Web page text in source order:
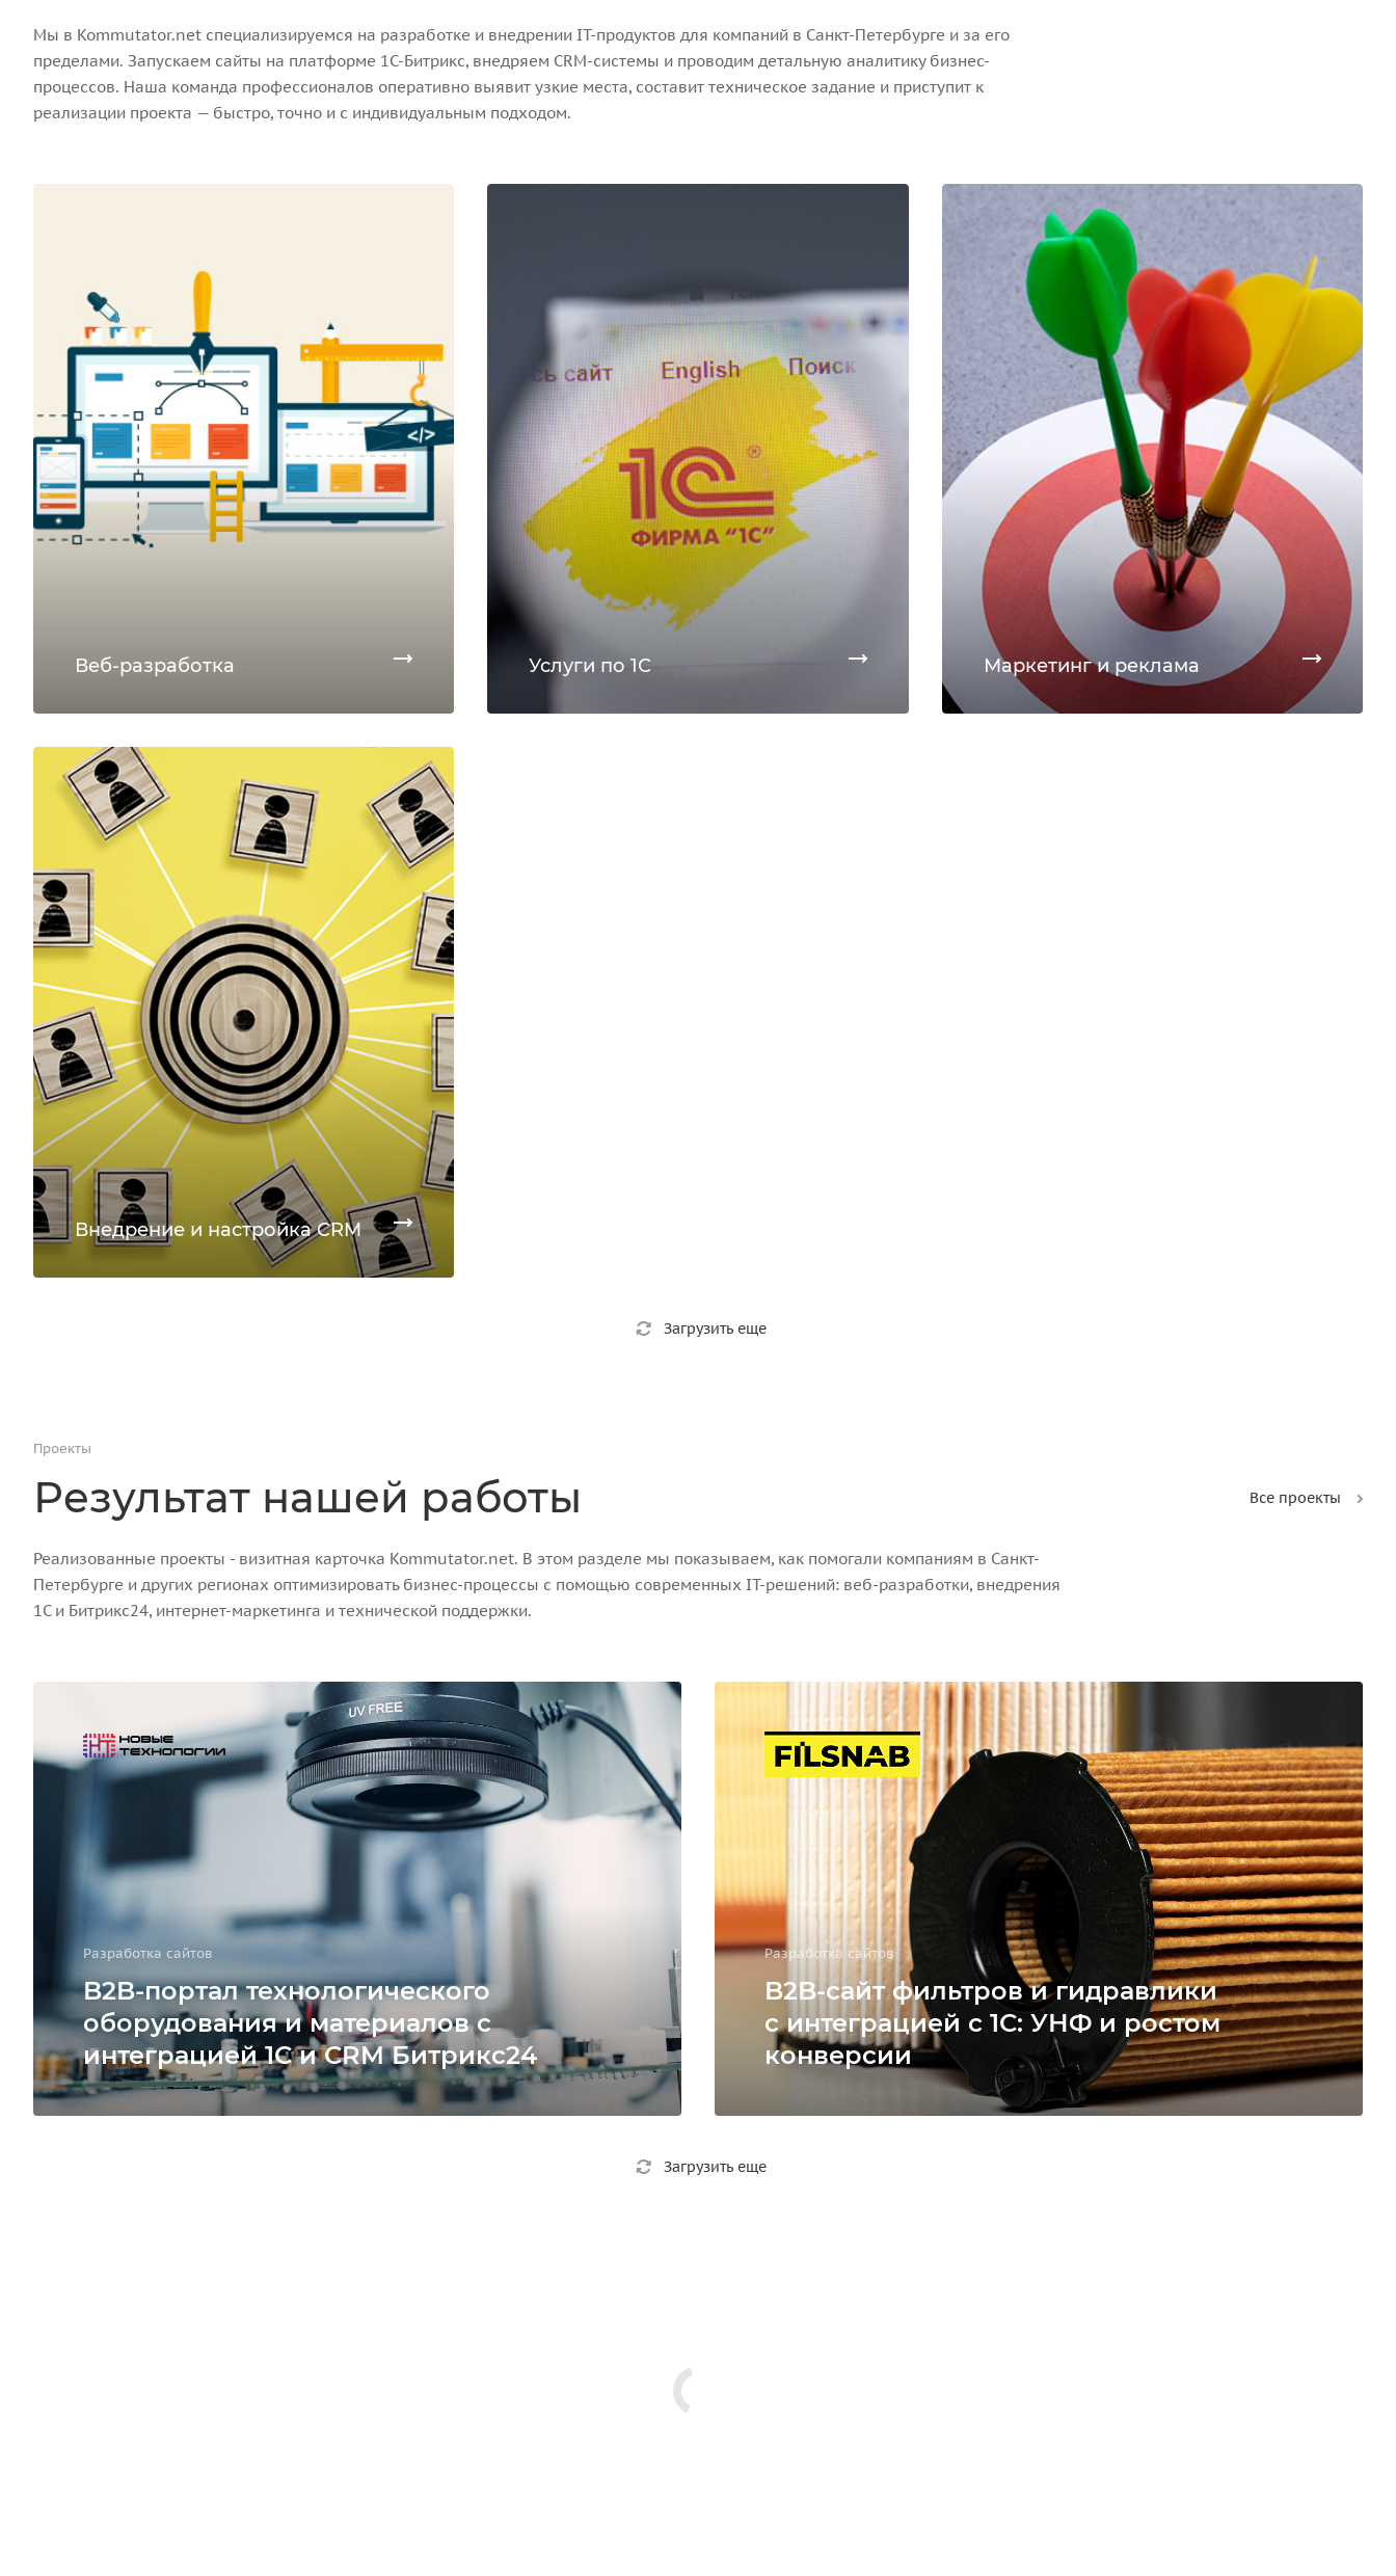
Мы в Kommutator.net специализируемся на разработке и внедрении IT-продуктов для компаний в Санкт-Петербурге и за его
пределами. Запускаем сайты на платформе 1С-Битрикс, внедряем CRM-системы и проводим детальную аналитику бизнес-
процессов. Наша команда профессионалов оперативно выявит узкие места, составит техническое задание и приступит к
реализации проекта — быстро, точно и с индивидуальным подходом.
Веб-разработка Услуги по 1С Маркетинг и реклама
Внедрение и настройка CRM
Загрузить еще
Проекты
Результат нашей работы Все проекты
Реализованные проекты - визитная карточка Kommutator.net. В этом разделе мы показываем, как помогали компаниям в Санкт-
Петербурге и других регионах оптимизировать бизнес-процессы с помощью современных IT-решений: веб-разработки, внедрения
1С и Битрикс24, интернет-маркетинга и технической поддержки.
Разработка сайтов
B2B-портал технологического
оборудования и материалов с
интеграцией 1С и CRM Битрикс24
Разработка сайтов
B2B-сайт фильтров и гидравлики
с интеграцией с 1С: УНФ и ростом
конверсии
Загрузить еще